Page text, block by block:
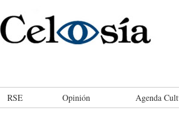
RSE Opinión Agenda